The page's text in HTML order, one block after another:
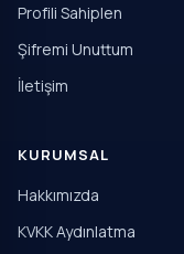
Profili Sahiplen
Şifremi Unuttum
İletişim
KURUMSAL
Hakkımızda
KVKK Aydınlatma